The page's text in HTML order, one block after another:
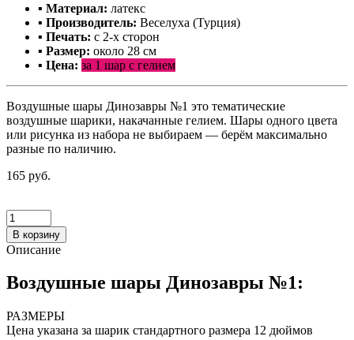
▪ Материал: латекс
▪ Производитель: Веселуха (Турция)
▪ Печать: с 2-х сторон
▪ Размер: около 28 см
▪ Цена: за 1 шар с гелием
Воздушные шары Динозавры №1 это тематические
воздушные шарики, накачанные гелием. Шары одного цвета
или рисунка из набора не выбираем — берём максимально
разные по наличию.
165 руб.
В корзину
Описание
Воздушные шары Динозавры №1:
РАЗМЕРЫ
Цена указана за шарик стандартного размера 12 дюймов